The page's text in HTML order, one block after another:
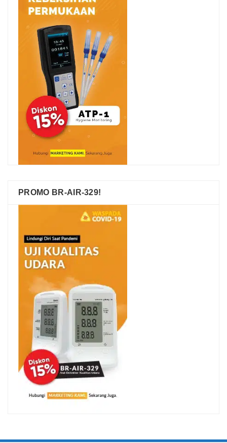
PROMO BR-AIR-329!